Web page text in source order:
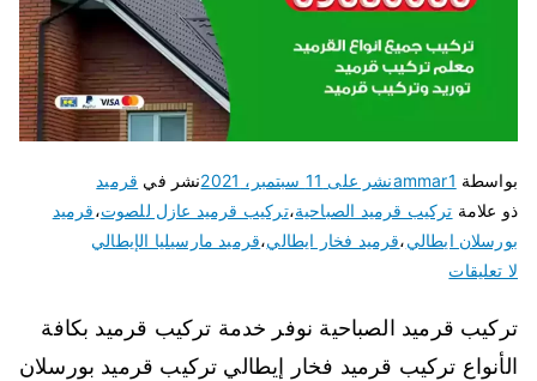
بواسطة ammar1نشر على 11 سبتمبر، 2021 نشر في قرميد
ذو علامة تركيب قرميد الصباحية،تركيب قرميد عازل للصوت،قرميد
بورسلان ايطالي،قرميد فخار ايطالي،قرميد مارسيليا الإيطالي
لا تعليقات
تركيب قرميد الصباحية نوفر خدمة تركيب قرميد بكافة
الأنواع تركيب قرميد فخار إيطالي تركيب قرميد بورسلان